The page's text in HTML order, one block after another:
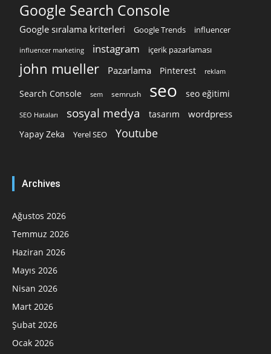
Google Search Console
Google sıralama kriterleri Google Trends influencer
influencer marketing instagram içerik pazarlaması
john mueller Pazarlama Pinterest reklam
Search Console sem semrush seo seo eğitimi
SEO Hataları sosyal medya tasarım wordpress
Yapay Zeka Yerel SEO Youtube
Archives
Ağustos 2026
Temmuz 2026
Haziran 2026
Mayıs 2026
Nisan 2026
Mart 2026
Şubat 2026
Ocak 2026